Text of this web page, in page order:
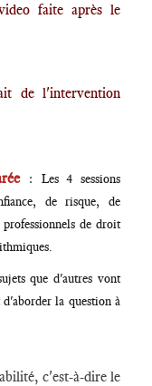
faite après le
de l'intervention
: Les 4 sessions
de risque, de
de droit
que d'autres vont
la question à
c'est-à-dire le